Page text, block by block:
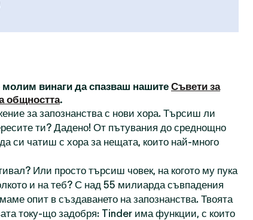
молим винаги да спазваш нашите Съвети за
общността.
за запознанства с нови хора. Търсиш ли
ти? Дадено! От пътувания до среднощно
си чатиш с хора за нещата, които най-много
Или просто търсиш човек, на когото му пука
и на теб? С над 55 милиарда съвпадения
опит в създаването на запознанства. Твоята
току-що задобря: Tinder има функции, с които